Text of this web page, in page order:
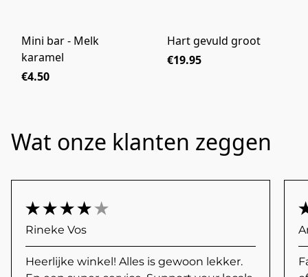
Hart gevuld groot
€19.95
Mini bar - Melk
karamel
€4.50
Wat onze klanten zeggen
Rineke Vos
Heerlijke winkel! Alles is gewoon lekker.